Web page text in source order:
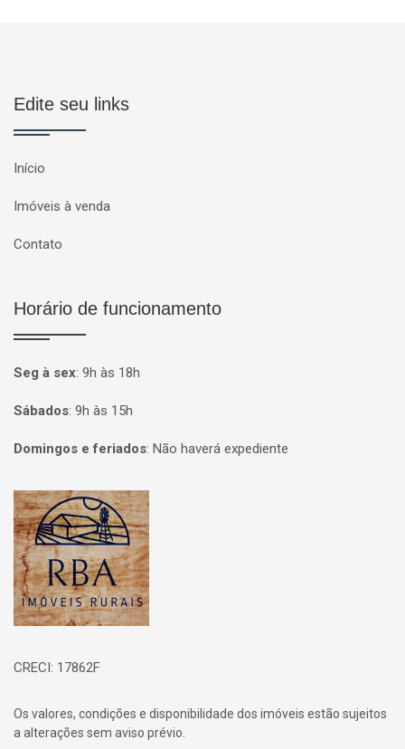
Edite seu links
Início
Imóveis à venda
Contato
Horário de funcionamento
Seg à sex: 9h às 18h
Sábados: 9h às 15h
Domingos e feriados: Não haverá expediente
Página inicial
CRECI: 17862F
Os valores, condições e disponibilidade dos imóveis estão sujeitos
a alterações sem aviso prévio.